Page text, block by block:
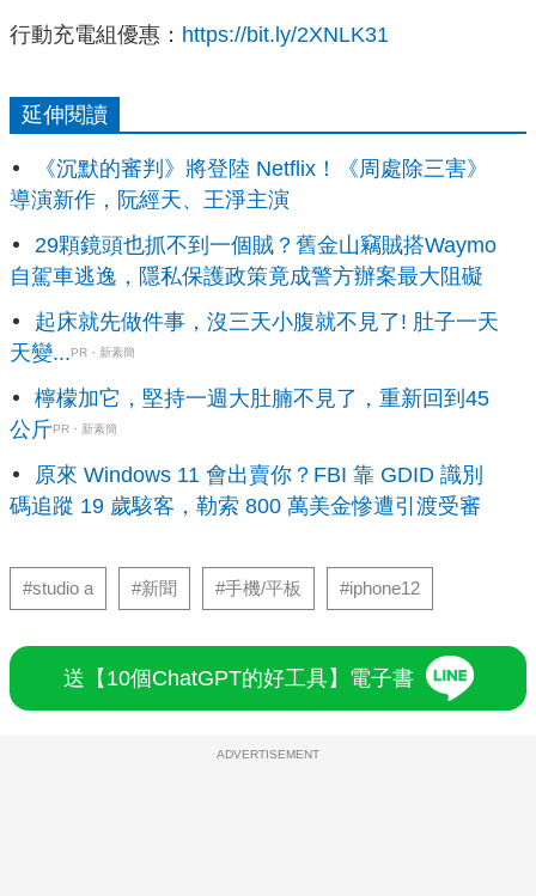
行動充電組優惠： https://bit.ly/2XNLK31
延伸閱讀
《沉默的審判》將登陸 Netflix！《周處除三害》
導演新作，阮經天、王淨主演
29顆鏡頭也抓不到一個賊？舊金山竊賊搭Waymo
自駕車逃逸，隱私保護政策竟成警方辦案最大阻礙
起床就先做件事，沒三天小腹就不見了! 肚子一天
天變... PR・新素簡
檸檬加它，堅持一週大肚腩不見了，重新回到45
公斤PR・新素簡
原來 Windows 11 會出賣你？FBI 靠 GDID 識別
碼追蹤 19 歲駭客，勒索 800 萬美金慘遭引渡受審
#studio a #新聞 #手機/平板 #iphone12
送【10個ChatGPT的好工具】電子書
ADVERTISEMENT